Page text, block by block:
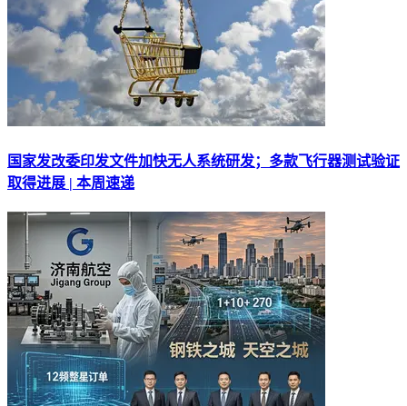
国家发改委印发文件加快无人系统研发；多款飞行器测试验证
取得进展 | 本周速递